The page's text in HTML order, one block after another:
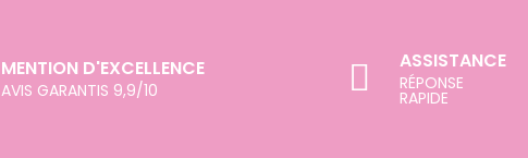
MENTION D'EXCELLENCE
AVIS GARANTIS 9,9/10
ASSISTANCE
RÉPONSE
RAPIDE